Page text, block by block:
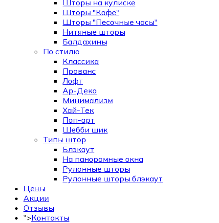
Шторы на кулиске
Шторы "Кафе"
Шторы "Песочные часы"
Нитяные шторы
Балдахины
По стилю
Классика
Прованс
Лофт
Ар-Деко
Минимализм
Хай-Тек
Поп-арт
Шебби шик
Типы штор
Блэкаут
На панорамные окна
Рулонные шторы
Рулонные шторы блэкаут
Цены
Акции
Отзывы
">Контакты